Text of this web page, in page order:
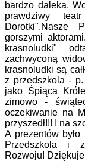
bardzo daleka.
prawdziwy
Dorotki".Nasze
gorszymi
krasnoludki"
zachwyconą
krasnoludki są
z przedszkola -
jako Śpiąca
zimowo -
oczekiwanie na
przyszedł!!! I na
A prezentów
Przedszkola i z
Rozwoju!